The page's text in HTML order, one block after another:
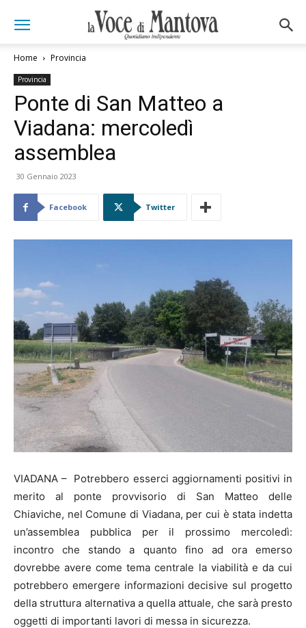
Home Provincia
Provincia
Ponte di San Matteo a
Viadana: mercoledì
assemblea
30 Gennaio 2023
Facebook Twitter
VIADANA – Potrebbero esserci aggiornamenti positivi in
merito al ponte provvisorio di San Matteo delle
Chiaviche, nel Comune di Viadana, per cui è stata indetta
un’assemblea pubblica per il prossimo mercoledì:
incontro che stando a quanto fino ad ora emerso
dovrebbe avere come tema centrale la viabilità e da cui
potrebbero emergere informazioni decisive sul progetto
della struttura alternativa a quella attuale, che sarà presto
oggetti di importanti lavori di messa in sicurezza.